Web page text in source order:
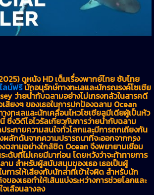
ดูหนัง HD เต็มเรื่องพากย์ไทย ซับไทย
ลน์ฟรีนักอนุรักษ์ทางทะเลและนักรณรงค์โซเชีย
ว่ายน้ำกับฉลามอย่างไม่เกรงกลัวในสารคดี
สี่ยงๆ ของเธอในการปกป้องฉลาม Ocean
งทะเลและนักเคลื่อนไหวโซเชียลมีเดียผู้เป็นหัว
ซึ่งวิดีโอไวรัลเกี่ยวกับการว่ายน้ำกับฉลาม
ระกายความสนใจทั่วโลกและมีการถกเถียงกัน
ลักดันจากความปรารถนาที่จะออกจากกรง
ฉลามอย่างใกล้ชิด Ocean จึงพยายามเชื่อม
ะดับที่ไม่เคยมีมาก่อน โดยหวังว่าจะท้าทายการ
าม สำหรับผู้สนับสนุนของเธอ เธอเป็นผู้
ารให้เสียงกับนักล่าที่เข้าใจผิด สำหรับนัก
ของเธอทำให้เส้นแบ่งระหว่างการช่วยโลกและ
เลือนลางลง